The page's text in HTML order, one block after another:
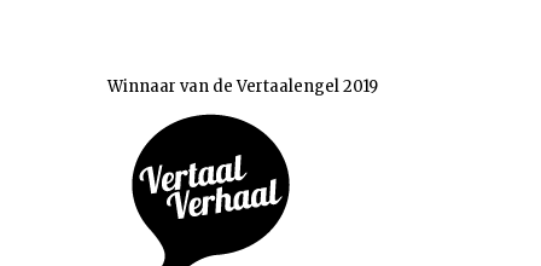
Winnaar van de Vertaalengel 2019